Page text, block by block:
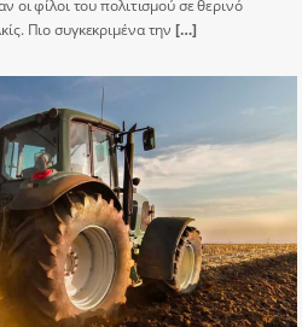
οι φίλοι του πολιτισμού σε θερινό
Πιο συγκεκριμένα την […]